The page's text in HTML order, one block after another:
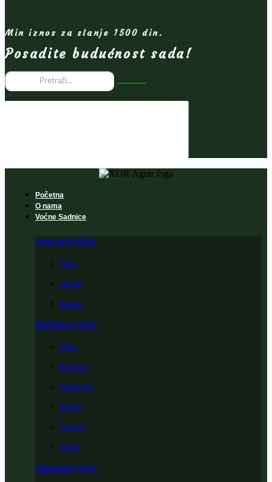
Min iznos za slanje 1500 din.
Posadite budućnost sada!
Početna
O nama
Voćne Sadnice
Jezgrasto Voće
Orah
Lešnik
Badem
Koštičavo Voće
Šljiva
Breskva
Nektarina
Kajsija
Trešnja
Višnja
Jabučasto Voće